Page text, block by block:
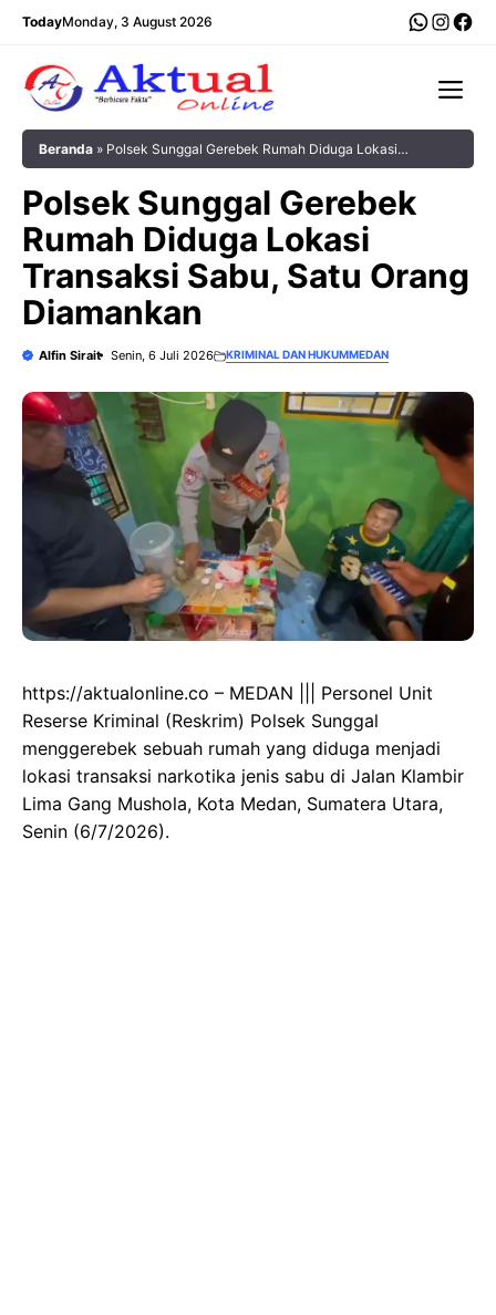
Langsung
TodayMonday, 3 August 2026
Beranda » Polsek Sunggal Gerebek Rumah Diduga Lokasi
Polsek Sunggal Gerebek
Rumah Diduga Lokasi
Transaksi Sabu, Satu Orang
Diamankan
Alfin Sirait Senin, 6 Juli 2026 KRIMINAL DAN HUKUMMEDAN
https://aktualonline.co – MEDAN ||| Personel Unit
Reserse Kriminal (Reskrim) Polsek Sunggal
menggerebek sebuah rumah yang diduga menjadi
lokasi transaksi narkotika jenis sabu di Jalan Klambir
Lima Gang Mushola, Kota Medan, Sumatera Utara,
Senin (6/7/2026).